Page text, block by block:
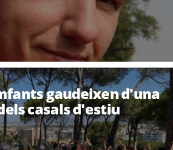
gaudeixen d'una
casals d'estiu